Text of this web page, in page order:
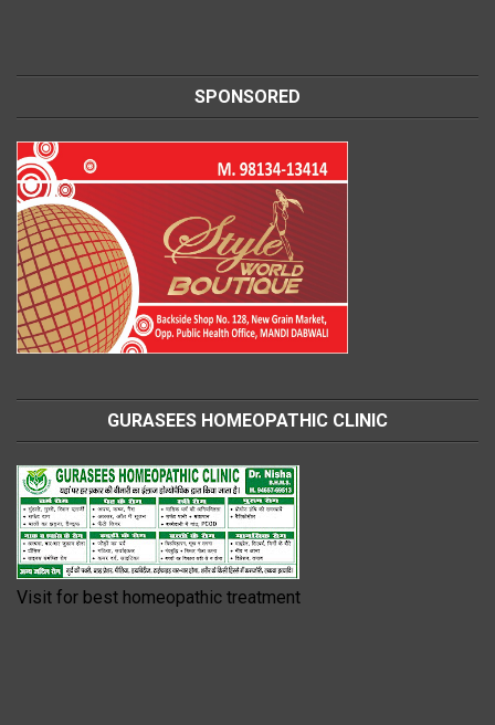
SPONSORED
GURASEES HOMEOPATHIC CLINIC
Visit for best homeopathic treatment